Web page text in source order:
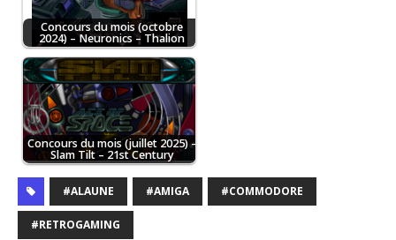
Concours du mois (octobre
2024) – Neuronics – Thalion
Concours du mois (juillet 2025) –
Slam Tilt – 21st Century
#ALAUNE #AMIGA #COMMODORE
#RETROGAMING